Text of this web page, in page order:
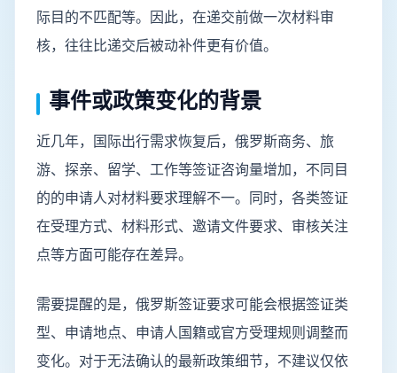
际目的不匹配等。因此，在递交前做一次材料审
核，往往比递交后被动补件更有价值。
事件或政策变化的背景
近几年，国际出行需求恢复后，俄罗斯商务、旅
游、探亲、留学、工作等签证咨询量增加，不同目
的的申请人对材料要求理解不一。同时，各类签证
在受理方式、材料形式、邀请文件要求、审核关注
点等方面可能存在差异。
需要提醒的是，俄罗斯签证要求可能会根据签证类
型、申请地点、申请人国籍或官方受理规则调整而
变化。对于无法确认的最新政策细节，不建议仅依